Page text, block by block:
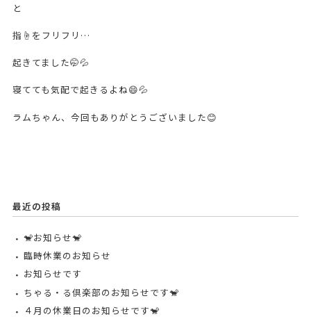
と
指☝️をフリフリ…
起きてました🤭💦
寝てても気配で起きるよね😄💦
ラムちゃん、今回もありがとうございました😊
最近の投稿
🐒お知らせ🐒
臨時休業のお知らせ
お知らせです
ちゃる・る倶楽部のお知らせです🐒
４月の休業日のお知らせです🐒